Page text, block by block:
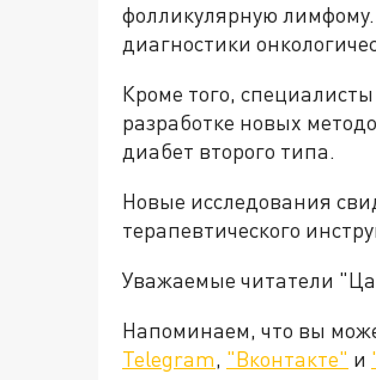
фолликулярную
диагностики
Кроме того,
разработке новых
диабет второго типа.
Новые исследования
терапевтического
Уважаемые читатели
Напоминаем, что вы
Telegram, "Вконтакте" и